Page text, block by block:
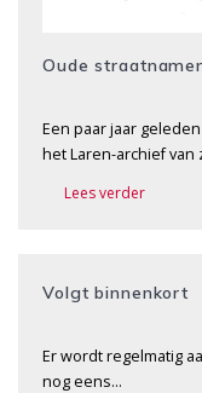
Oude
Een paar jaar
het Laren-archief
Lees verder
Volgt binnenkort
Er wordt regelmatig
nog eens…